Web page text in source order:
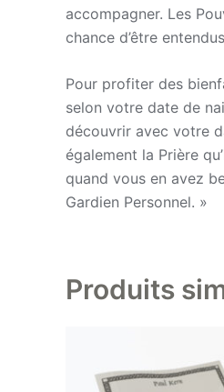
accompagner. Les
chance d’être
Pour profiter des
selon votre date de
découvrir avec votre
également la Prière
quand vous en avez
Gardien Personnel. »
Produits